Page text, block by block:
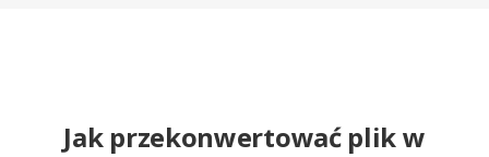
Jak przekonwertować plik w